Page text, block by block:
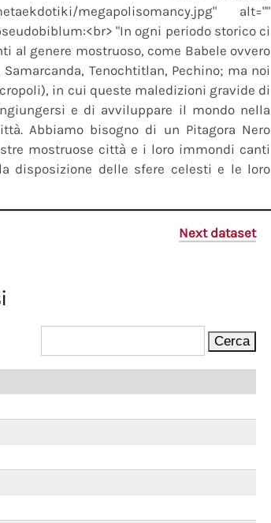
megapolisomancy.jpg" alt=""
"In ogni periodo storico ci
al genere mostruoso, come Babele ovvero
Tenochtitlan, Pechino; ma noi
in cui queste maledizioni gravide di
e di avviluppare il mondo nella
Abbiamo bisogno di un Pitagora Nero
mostruose città e i loro immondi canti
disposizione delle sfere celesti e le loro
Next dataset